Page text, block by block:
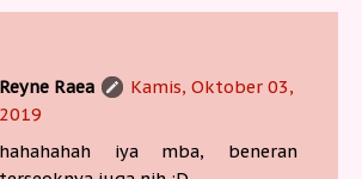
Reyne Raea
Kamis, Oktober 03,
2019
hahahahah iya mba, beneran